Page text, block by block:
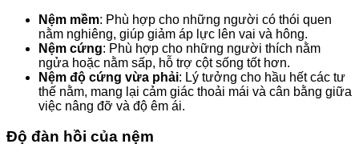
Nệm mềm: Phù hợp cho những người có thói quen
nằm nghiêng, giúp giảm áp lực lên vai và hông.
Nệm cứng: Phù hợp cho những người thích nằm
ngửa hoặc nằm sấp, hỗ trợ cột sống tốt hơn.
Nệm độ cứng vừa phải: Lý tưởng cho hầu hết các tư
thế nằm, mang lại cảm giác thoải mái và cân bằng giữa
việc nâng đỡ và độ êm ái.
Độ đàn hồi của nệm